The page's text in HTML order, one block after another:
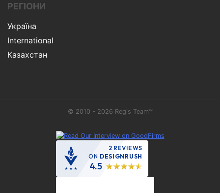
РЕГІОНИ
Україна
International
Казахстан
© 2010 - 2026 Regis Team™
2 REVIEWS
ON DESIGNRUSH
4.5